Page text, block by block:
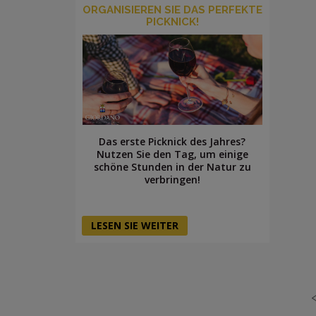
ORGANISIEREN SIE DAS PERFEKTE
PICKNICK!
Das erste Picknick des Jahres?
Nutzen Sie den Tag, um einige
schöne Stunden in der Natur zu
verbringen!
LESEN SIE WEITER